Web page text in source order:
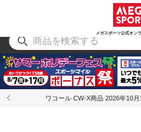
メガスポーツ公式オン
アウトドア
ワコール CW-X商品 2026年10